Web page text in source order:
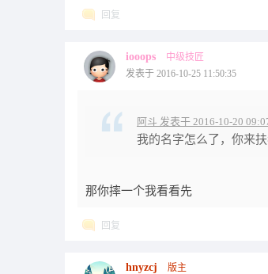
回复
iooops
中级技匠
发表于 2016-10-25 11:50:35
阿斗 发表于 2016-10-20
我的名字怎么了，你来
那你摔一个我看看先
回复
hnyzcj
版主